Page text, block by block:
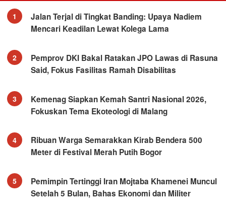
1
Jalan Terjal di Tingkat Banding: Upaya Nadiem
Mencari Keadilan Lewat Kolega Lama
2
Pemprov DKI Bakal Ratakan JPO Lawas di Rasuna
Said, Fokus Fasilitas Ramah Disabilitas
3
Kemenag Siapkan Kemah Santri Nasional 2026,
Fokuskan Tema Ekoteologi di Malang
4
Ribuan Warga Semarakkan Kirab Bendera 500
Meter di Festival Merah Putih Bogor
5
Pemimpin Tertinggi Iran Mojtaba Khamenei Muncul
Setelah 5 Bulan, Bahas Ekonomi dan Militer